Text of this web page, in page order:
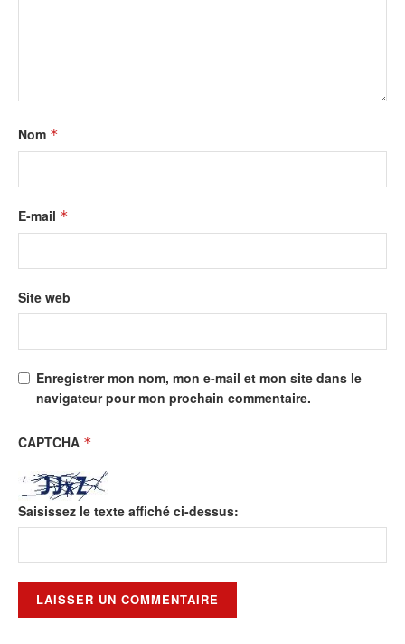
Nom *
E-mail *
Site web
Enregistrer mon nom, mon e-mail et mon site dans le
navigateur pour mon prochain commentaire.
CAPTCHA *
Saisissez le texte affiché ci-dessus: